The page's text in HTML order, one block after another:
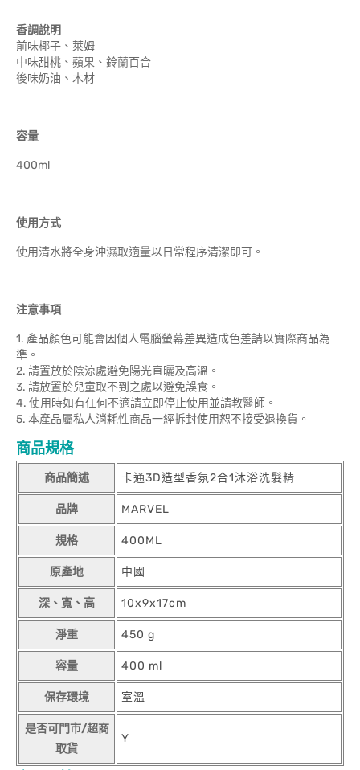
香調說明
前味椰子、萊姆
中味甜桃、蘋果、鈴蘭百合
後味奶油、木材
容量
400ml
使用方式
使用清水將全身沖濕取適量以日常程序清潔即可。
注意事項
1. 產品顏色可能會因個人電腦螢幕差異造成色差請以實際商品為
準。
2. 請置放於陰涼處避免陽光直曬及高溫。
3. 請放置於兒童取不到之處以避免誤食。
4. 使用時如有任何不適請立即停止使用並請教醫師。
5. 本產品屬私人消耗性商品一經拆封使用恕不接受退換貨。
商品規格
商品簡述 卡通3D造型香氛2合1沐浴洗髮精
品牌 MARVEL
規格 400ML
原產地 中國
深、寬、高 10x9x17cm
淨重 450 g
容量 400 ml
保存環境 室溫
是否可門市/超商
取貨
Y